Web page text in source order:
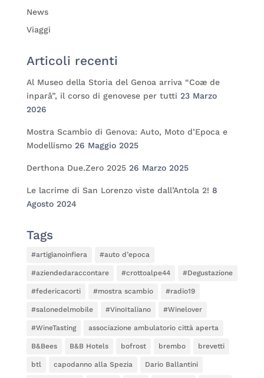
News
Viaggi
Articoli recenti
Al Museo della Storia del Genoa arriva “Coæ de
inparâ”, il corso di genovese per tutti 23 Marzo
2026
Mostra Scambio di Genova: Auto, Moto d’Epoca e
Modellismo 26 Maggio 2025
Derthona Due.Zero 2025 26 Marzo 2025
Le lacrime di San Lorenzo viste dall’Antola 2! 8
Agosto 2024
Tags
#artigianoinfiera #auto d’epoca
#aziendedaraccontare #crottoalpe44 #Degustazione
#federicacorti #mostra scambio #radio19
#salonedelmobile #VinoItaliano #Winelover
#WineTasting associazione ambulatorio città aperta
B&Bees B&B Hotels bofrost brembo brevetti
btl capodanno alla Spezia Dario Ballantini